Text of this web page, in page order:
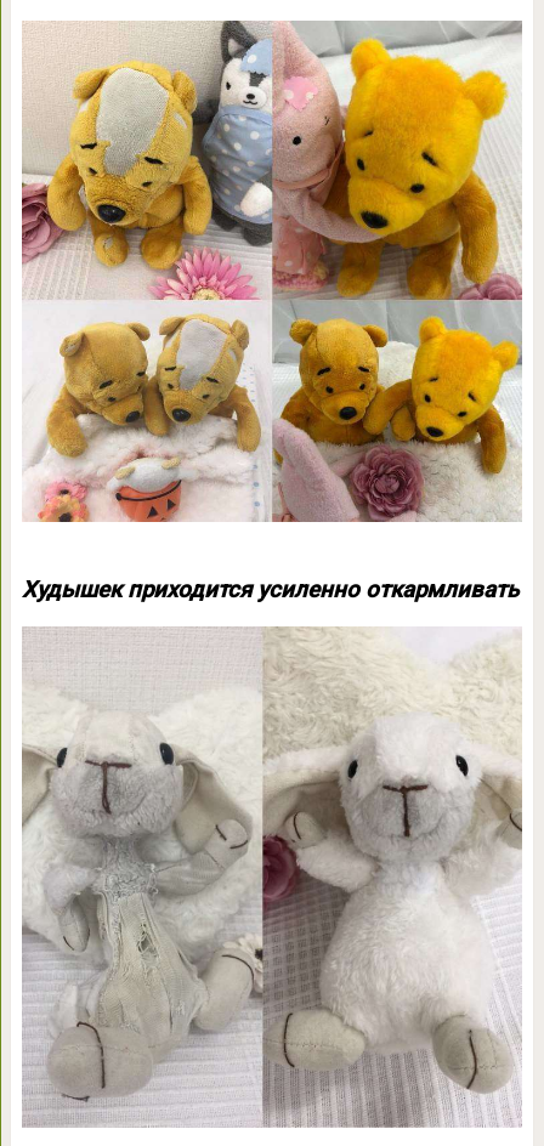
Худышек приходится усиленно откармливать